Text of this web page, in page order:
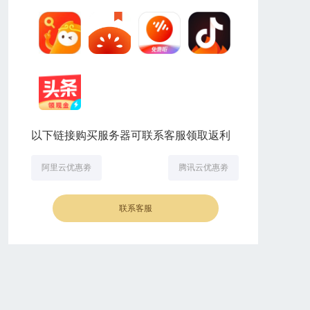
以下链接购买服务器可联系客服领取返利
阿里云优惠劵 腾讯云优惠劵
联系客服